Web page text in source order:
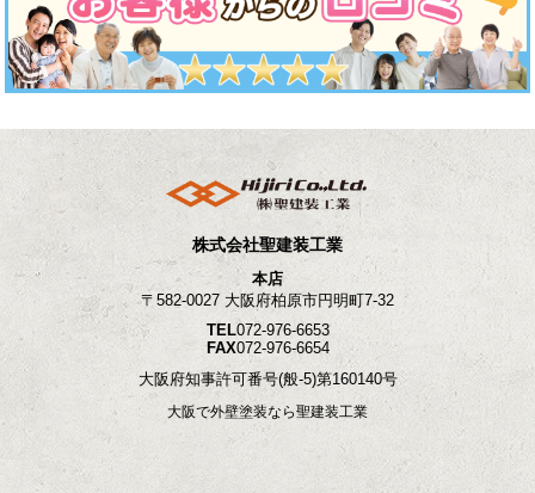
株式会社聖建装工業
本店
〒582-0027 大阪府柏原市円明町7-32
TEL072-976-6653
FAX072-976-6654
大阪府知事許可番号(般-5)第160140号
大阪で外壁塗装なら聖建装工業